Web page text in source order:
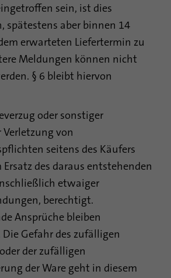
sein, ist dies
spätestens aber binnen 14
erwarteten Liefertermin zu
Meldungen können nicht
§ 6 bleibt hiervon
oder sonstiger
von
seitens des Käufers
des daraus entstehenden
etwaiger
berechtigt.
Ansprüche bleiben
Gefahr des zufälligen
der zufälligen
der Ware geht in diesem
verwendet, um festzustellen, ob Oribi-
werden können